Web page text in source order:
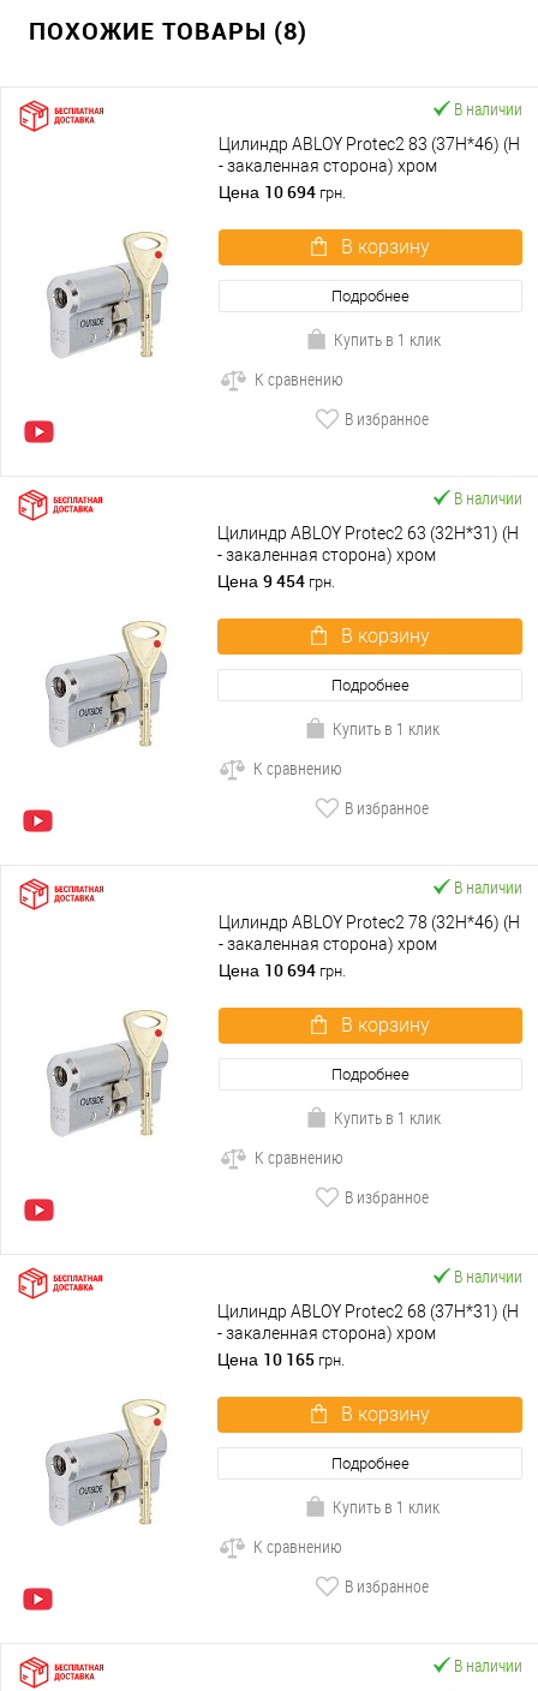
ПОХОЖИЕ ТОВАРЫ (8)
В наличии
Цилиндр ABLOY Protec2 83 (37H*46) (H
- закаленная сторона) хром
полированный
Цена 10 694 грн.
В корзину
Подробнее
Купить в 1 клик
К сравнению
В избранное
В наличии
Цилиндр ABLOY Protec2 63 (32H*31) (H
- закаленная сторона) хром
полированный
Цена 9 454 грн.
В корзину
Подробнее
Купить в 1 клик
К сравнению
В избранное
В наличии
Цилиндр ABLOY Protec2 78 (32H*46) (H
- закаленная сторона) хром
полированный
Цена 10 694 грн.
В корзину
Подробнее
Купить в 1 клик
К сравнению
В избранное
В наличии
Цилиндр ABLOY Protec2 68 (37H*31) (H
- закаленная сторона) хром
полированный
Цена 10 165 грн.
В корзину
Подробнее
Купить в 1 клик
К сравнению
В избранное
В наличии